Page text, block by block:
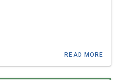
READ MORE